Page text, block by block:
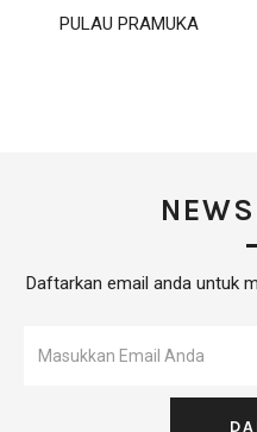
PULAU PRAMUKA
Daftarkan email anda untuk